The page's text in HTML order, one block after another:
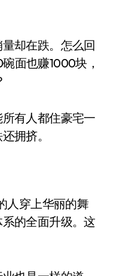
却在跌。怎么回
面也赚1000块，
有人都住豪宅一
拥挤。
人穿上华丽的舞
的全面升级。这